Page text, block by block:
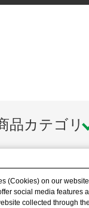
品カテゴリ
(Cookies) on our
social media features
collected through